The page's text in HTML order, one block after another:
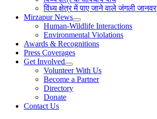
विंध्य क्षेत्र में पाए जाने वाले जंगली जानवर
Mirzapur News
Human-Wildlife Interactions
Environmental Violations
Awards & Recognitions
Press Coverages
Get Involved
Volunteer With Us
Become a Partner
Directory
Donate
Contact Us